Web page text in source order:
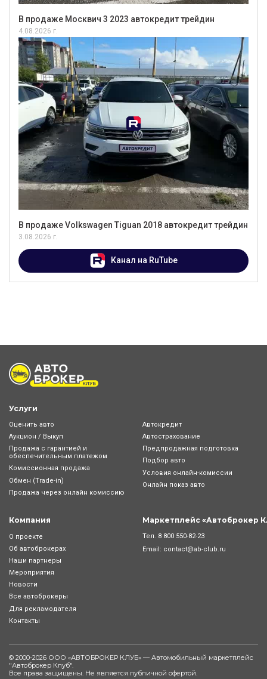
В продаже Москвич 3 2023 автокредит трейдин
4.08.2026 г.
В продаже Volkswagen Tiguan 2018 автокредит трейдин
3.08.2026 г.
Канал на RuTube
Услуги
Оценить авто
Аукцион / Выкуп
Продажа с гарантией и
обеспечительным платежом
Комиссионная продажа
Обмен (Trade-in)
Продажа через онлайн комиссию
Автокредит
Автострахование
Предпродажная подготовка
Подбор авто
Условия онлайн-комиcсии
Онлайн показ авто
Компания
О проекте
Об автоброкерах
Наши партнеры
Мероприятия
Новости
Все автоброкеры
Для рекламодателя
Контакты
Маркетплейс «Автоброкер
Тел. 8 800 550-82-23
Email: contact@ab-club.ru
© 2000-2026 ООО «АВТОБРОКЕР КЛУБ» — Автомобильный маркетплейс
"Автоброкер Клуб".
Все права защищены. Не является публичной офертой.